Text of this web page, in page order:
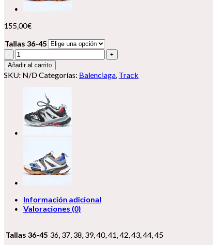
155,00€
Tallas 36-45
Balenciaga
Track
cantidad
Añadir al carrito
SKU: N/DCategorías: Balenciaga, Track
Información adicional
Valoraciones (0)
Tallas 36-45 36, 37, 38, 39, 40, 41, 42, 43, 44, 45